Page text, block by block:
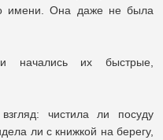
имени. Она даже не была
начались их быстрые,
чистила ли посуду
ли с книжкой на берегу,